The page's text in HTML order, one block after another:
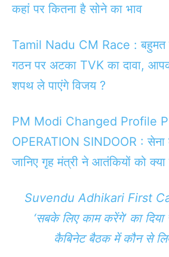
कहां पर कितना है सोने का भाव
Tamil Nadu CM Race : बहुमत
गठन पर अटका TVK का दावा,
शपथ ले पाएंगे विजय ?
PM Modi Changed Profile
OPERATION SINDOOR : सेना
जानिए गृह मंत्री ने आतंकियों को क्या
Suvendu Adhikari First
‘सबके लिए काम करेंगे’ का
कैबिनेट बैठक में कौन से